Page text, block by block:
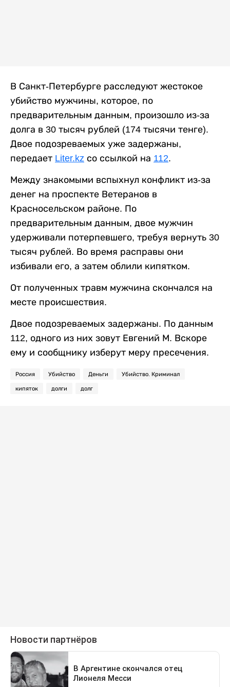
В Санкт-Петербурге расследуют жестокое
убийство мужчины, которое, по
предварительным данным, произошло из-за
долга в 30 тысяч рублей (174 тысячи тенге).
Двое подозреваемых уже задержаны,
передает Liter.kz со ссылкой на 112.
Между знакомыми вспыхнул конфликт из-за
денег на проспекте Ветеранов в
Красносельском районе. По
предварительным данным, двое мужчин
удерживали потерпевшего, требуя вернуть 30
тысяч рублей. Во время расправы они
избивали его, а затем облили кипятком.
От полученных травм мужчина скончался на
месте происшествия.
Двое подозреваемых задержаны. По данным
112, одного из них зовут Евгений М. Вскоре
ему и сообщнику изберут меру пресечения.
Россия Убийство Деньги Убийство. Криминал
кипяток долги долг